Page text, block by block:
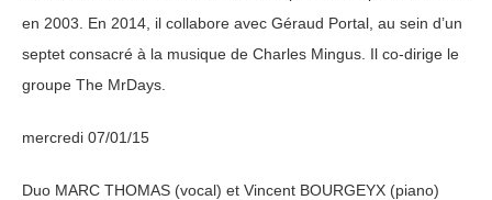
en 2003. En 2014, il collabore avec Géraud Portal, au sein d’un
septet consacré à la musique de Charles Mingus. Il co-dirige le
groupe The MrDays.
mercredi 07/01/15
Duo MARC THOMAS (vocal) et Vincent BOURGEYX (piano)